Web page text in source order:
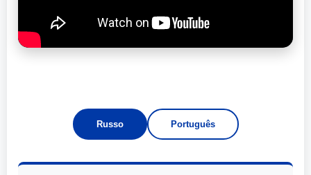
Russo Português